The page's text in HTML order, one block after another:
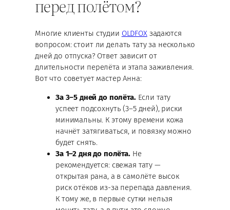
перед полётом?
Многие клиенты студии OLDFOXзадаются
вопросом: стоит ли делать тату за несколько
дней до отпуска? Ответ зависит от
длительности перелёта и этапа заживления.
Вот что советует мастер Анна:
За 3–5 дней до полёта.Если тату
успеет подсохнуть (3–5 дней), риски
минимальны. К этому времени кожа
начнёт затягиваться, и повязку можно
будет снять.
За 1–2 дня до полёта.Не
рекомендуется: свежая тату —
открытая рана, а в самолёте высок
риск отёков из-за перепада давления.
К тому же, в первые сутки нельзя